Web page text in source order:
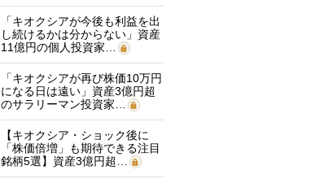
「キオクシアが今後も利益を出
し続けるかは分からない」資産
11億円の個人投資家…
「キオクシアが再び株価10万円
になる日は遠い」資産3億円超
のサラリーマン投資家…
【キオクシア・ショック後に
「株価倍増」も期待できる注目
銘柄5選】資産3億円超…